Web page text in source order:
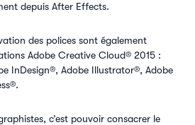
depuis After Effects.
des polices sont également
Adobe Creative Cloud® 2015 :
InDesign®, Adobe Illustrator®, Adobe
c’est pouvoir consacrer le